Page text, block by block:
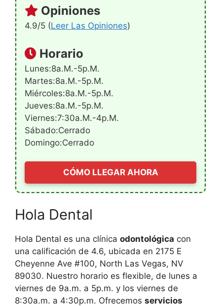
Opiniones
4.9/5 (Leer Las Opiniones)
Horario
Lunes:8a.m.-5p.m.
Martes:8a.m.-5p.m.
Miércoles:8a.m.-5p.m.
Jueves:8a.m.-5p.m.
Viernes:7:30a.m.-4p.m.
Sábado:Cerrado
Domingo:Cerrado
CÓMO LLEGAR AHORA
Hola Dental
Hola Dental es una clínica odontológica con
una calificación de 4.6, ubicada en 2175 E
Cheyenne Ave #100, North Las Vegas, NV
89030. Nuestro horario es flexible, de lunes a
viernes de 9a.m. a 5p.m. y los viernes de
8:30a.m. a 4:30p.m. Ofrecemos servicios